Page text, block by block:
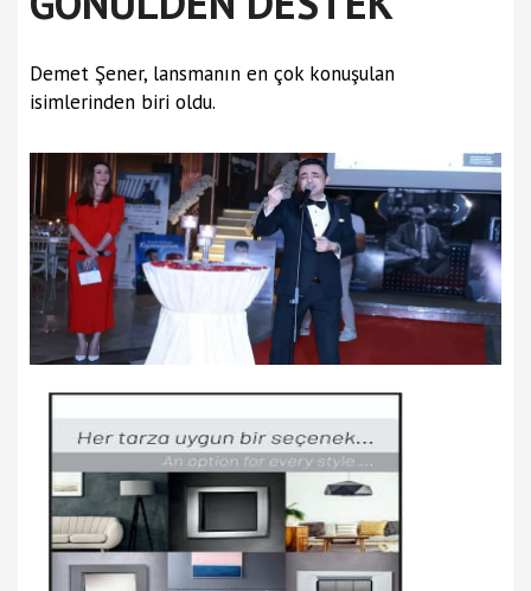
Demet Şener, lansmanın en çok konuşulan
isimlerinden biri oldu.